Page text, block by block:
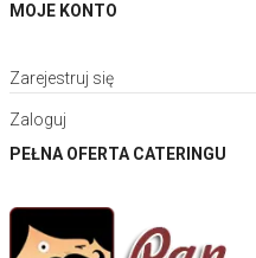
MOJE KONTO
Zarejestruj się
Zaloguj
PEŁNA OFERTA CATERINGU